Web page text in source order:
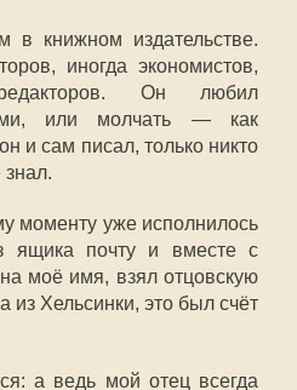
в книжном издательстве.
иногда экономистов,
Он любил
или молчать — как
и сам писал, только никто
моменту уже исполнилось
ящика почту и вместе с
моё имя, взял отцовскую
Хельсинки, это был счёт
а ведь мой отец всегда